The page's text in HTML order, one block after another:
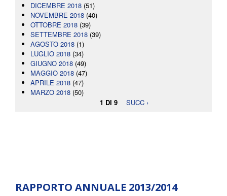
DICEMBRE 2018 (51)
NOVEMBRE 2018 (40)
OTTOBRE 2018 (39)
SETTEMBRE 2018 (39)
AGOSTO 2018 (1)
LUGLIO 2018 (34)
GIUGNO 2018 (49)
MAGGIO 2018 (47)
APRILE 2018 (47)
MARZO 2018 (50)
1 DI 9
SUCC ›
RAPPORTO ANNUALE 2013/2014